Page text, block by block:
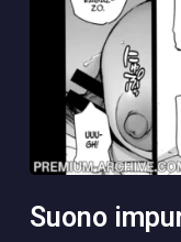
suono